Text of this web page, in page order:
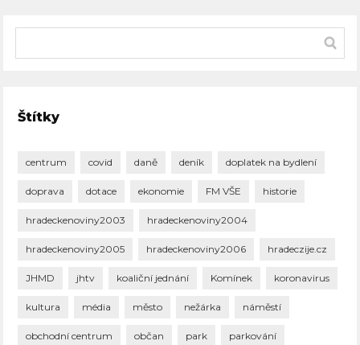
Štítky
centrum covid daně deník doplatek na bydlení
doprava dotace ekonomie FM VŠE historie
hradeckenoviny2003 hradeckenoviny2004
hradeckenoviny2005 hradeckenoviny2006 hradeczije.cz
JHMD jhtv koaliční jednání Komínek koronavirus
kultura média město nežárka náměstí
obchodní centrum občan park parkování